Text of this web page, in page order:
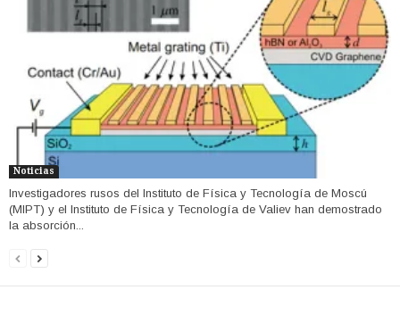
Noticias
Investigadores rusos del Instituto de Física y Tecnología de Moscú
(MIPT) y el Instituto de Física y Tecnología de Valiev han demostrado
la absorción...